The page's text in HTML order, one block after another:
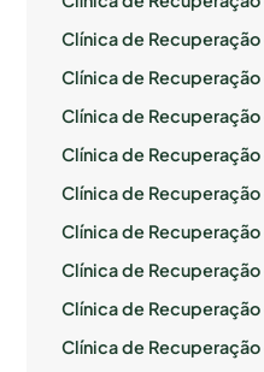
Clínica de Recuperação
Clínica de
Clínica de
Clínica de
Clínica de
Clínica de
Clínica de
Clínica de
Clínica de